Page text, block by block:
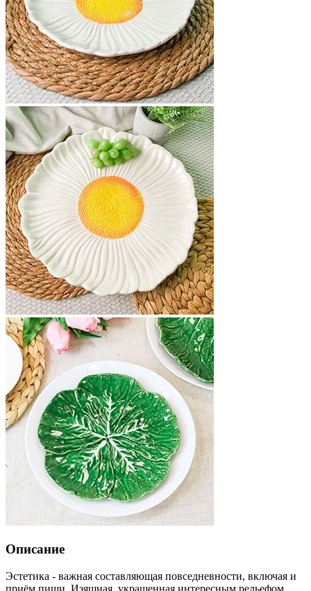
Описание
Эстетика - важная составляющая повседневности, включая и
приём пищи. Изящная, украшенная интересным рельефом,